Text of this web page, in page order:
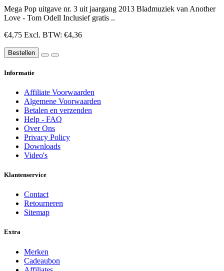
Mega Pop uitgave nr. 3 uit jaargang 2013 Bladmuziek van Another
Love - Tom Odell Inclusief gratis ..
€4,75 Excl. BTW: €4,36
Bestellen
Informatie
Affiliate Voorwaarden
Algemene Voorwaarden
Betalen en verzenden
Help - FAQ
Over Ons
Privacy Policy
Downloads
Video's
Klantenservice
Contact
Retourneren
Sitemap
Extra
Merken
Cadeaubon